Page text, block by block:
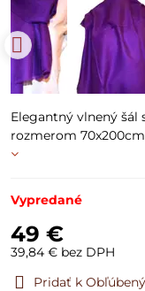
Elegantný vlnený šál
rozmerom
Vypredané
49 €
39,84 € bez DPH
Pridať k